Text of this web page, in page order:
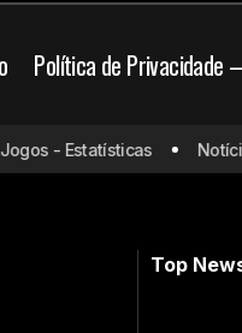
Política de Privacidade
não atuação
PSV
- Estatísticas Notícias
Top